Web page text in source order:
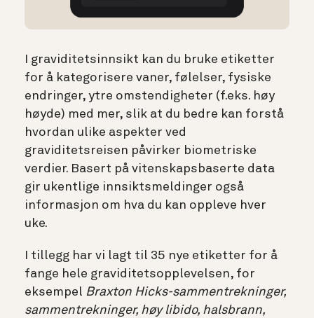
I graviditetsinnsikt kan du bruke etiketter
for å kategorisere vaner, følelser, fysiske
endringer, ytre omstendigheter (f.eks. høy
høyde) med mer, slik at du bedre kan forstå
hvordan ulike aspekter ved
graviditetsreisen påvirker biometriske
verdier. Basert på vitenskapsbaserte data
gir ukentlige innsiktsmeldinger også
informasjon om hva du kan oppleve hver
uke.
I tillegg har vi lagt til 35 nye etiketter for å
fange hele graviditetsopplevelsen, for
eksempel Braxton Hicks-sammentrekninger,
sammentrekninger, høy libido, halsbrann,